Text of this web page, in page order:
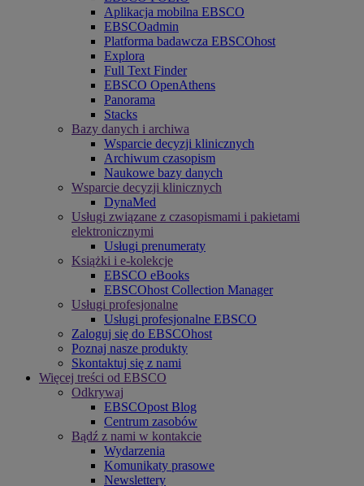
Aplikacja mobilna EBSCO
EBSCOadmin
Platforma badawcza EBSCOhost
Explora
Full Text Finder
EBSCO OpenAthens
Panorama
Stacks
Bazy danych i archiwa
Wsparcie decyzji klinicznych
Archiwum czasopism
Naukowe bazy danych
Wsparcie decyzji klinicznych
DynaMed
Usługi związane z czasopismami i pakietami
elektronicznymi
Usługi prenumeraty
Książki i e-kolekcje
EBSCO eBooks
EBSCOhost Collection Manager
Usługi profesjonalne
Usługi profesjonalne EBSCO
Zaloguj się do EBSCOhost
Poznaj nasze produkty
Skontaktuj się z nami
Więcej treści od EBSCO
Odkrywaj
EBSCOpost Blog
Centrum zasobów
Bądź z nami w kontakcie
Wydarzenia
Komunikaty prasowe
Newslettery